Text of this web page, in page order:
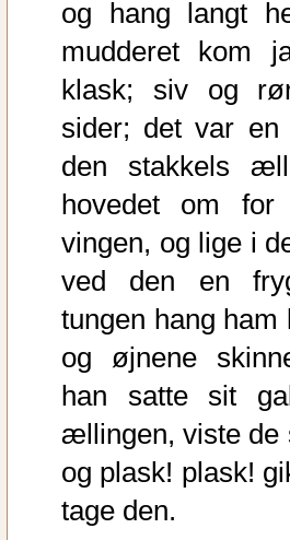
og hang langt
mudderet kom
klask; siv og
sider; det var
den stakkels
hovedet om
vingen, og lige i
ved den en
tungen hang ham
og øjnene
han satte sit
ællingen, viste de
og plask! plask!
tage den.